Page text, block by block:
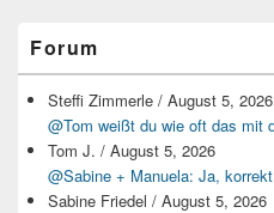
Seitenleisten-
Widgetbereich
Forum
Steffi Zimmerle / August 5, 2026
@Tom weißt du wie oft das mit
Tom J. / August 5, 2026
@Sabine + Manuela: Ja,
Sabine Friedel / August 5, 2026